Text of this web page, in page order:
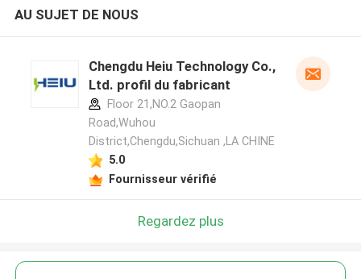
AU SUJET DE NOUS
Chengdu Heiu Technology Co.,
Ltd. profil du fabricant
Floor 21,NO.2 Gaopan
Road,Wuhou
District,Chengdu,Sichuan ,LA CHINE
5.0
Fournisseur vérifié
Regardez plus